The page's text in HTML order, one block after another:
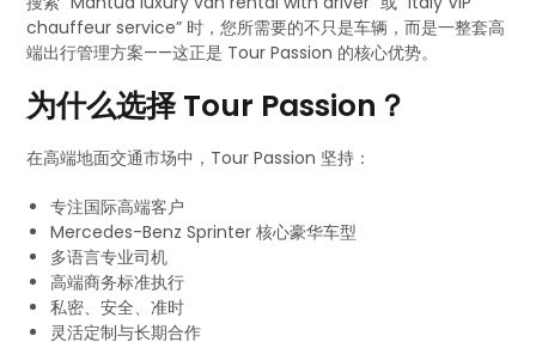
chauffeur service” 时，您所需要的不只是车辆，而是一整套高
端出行管理方案——这正是 Tour Passion 的核心优势。
为什么选择 Tour Passion？
在高端地面交通市场中，Tour Passion 坚持：
专注国际高端客户
Mercedes-Benz Sprinter 核心豪华车型
多语言专业司机
高端商务标准执行
私密、安全、准时
灵活定制与长期合作